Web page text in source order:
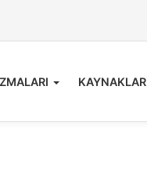
KAYNAKLAR